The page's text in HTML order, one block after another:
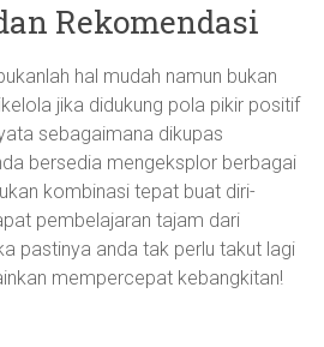
Rekomendasi
hal mudah namun bukan
jika didukung pola pikir positif
sebagaimana dikupas
bersedia mengeksplor berbagai
kombinasi tepat buat diri-
pembelajaran tajam dari
pastinya anda tak perlu takut lagi
mempercepat kebangkitan!